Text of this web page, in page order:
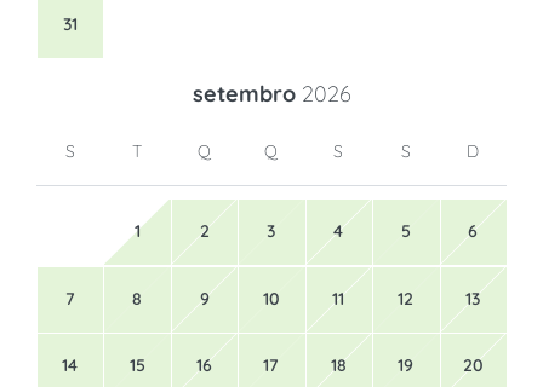
31
setembro 2026
S T Q Q S S D
1 2 3 4 5 6
7 8 9 10 11 12 13
14 15 16 17 18 19 20